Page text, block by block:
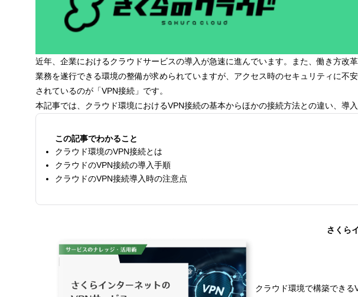
近年、企業におけるクラウドサービスの導入が急速に進んでいます。また、働き方
業務を遂行できる環境の整備が求められていますが、アクセス時のセキュリティに
されているのが「VPN接続」です。
本記事では、クラウド環境におけるVPN接続の基本からほかの接続方法との違い、導
この記事でわかること
クラウド環境のVPN接続とは
クラウドのVPN接続の導入手順
クラウドのVPN接続導入時の注意点
さくら
クラウド環境で構築でき